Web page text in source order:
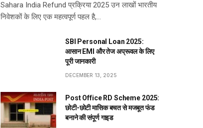
Sahara India Refund प्रक्रिया 2025 उन लाखों भारतीय
निवेशकों के लिए एक महत्वपूर्ण पहल है,…
SBI Personal Loan 2025:
आसान EMI और तेज अप्रूवल के लिए
पूरी जानकारी
DECEMBER 13, 2025
Post Office RD Scheme 2025:
छोटी-छोटी मासिक बचत से मजबूत फंड
बनाने की संपूर्ण गाइड